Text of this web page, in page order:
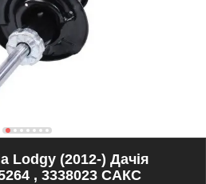
Lodgy (2012-) Дачія
, 3338023 САКС